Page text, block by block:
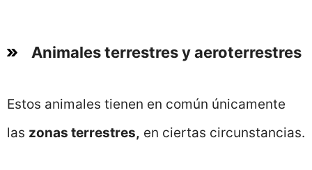
Animales terrestres y aeroterrestres
Estos animales tienen en común únicamente
las zonas terrestres, en ciertas circunstancias.